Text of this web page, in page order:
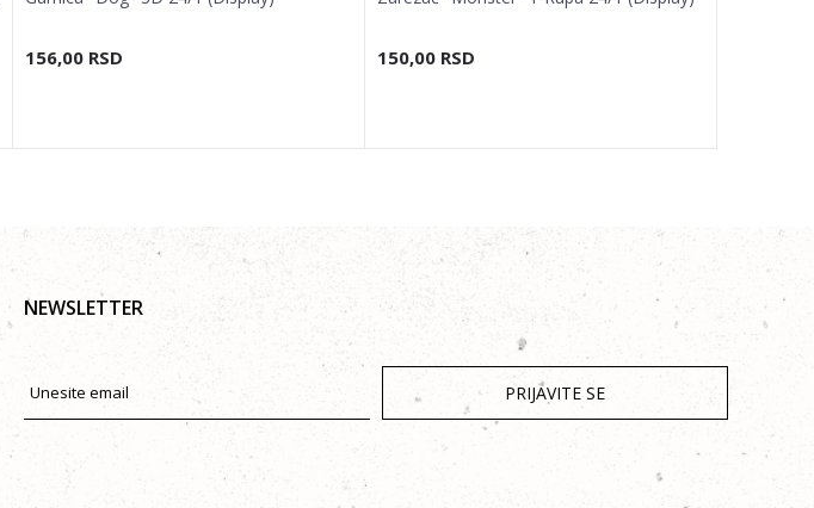
156,00 RSD 150,00 RSD
NEWSLETTER
PRIJAVITE SE